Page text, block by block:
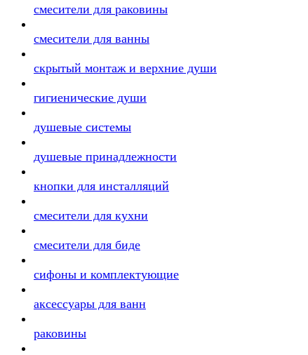
смесители для раковины
смесители для ванны
скрытый монтаж и верхние души
гигиенические души
душевые системы
душевые принадлежности
кнопки для инсталляций
смесители для кухни
смесители для биде
сифоны и комплектующие
аксессуары для ванн
раковины